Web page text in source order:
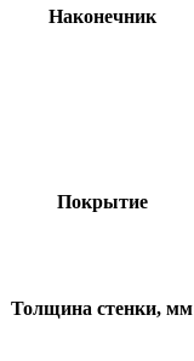
Наконечник
Покрытие
Толщина стенки, мм